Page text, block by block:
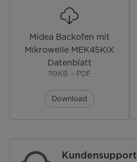
Tageszeituhr
Kochzeitanzeige
Erreichte Temperatur'-Anzeige
Seitengitter
Midea Backofen mit
Mikrowelle MEK45KIX
Datenblatt
119KB – PDF
Download
Kundensupport